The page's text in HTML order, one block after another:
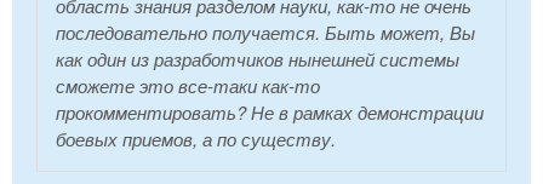
область знания разделом науки, как-то не очень
последовательно получается. Быть может, Вы
как один из разработчиков нынешней системы
сможете это все-таки как-то
прокомментировать? Не в рамках демонстрации
боевых приемов, а по существу.